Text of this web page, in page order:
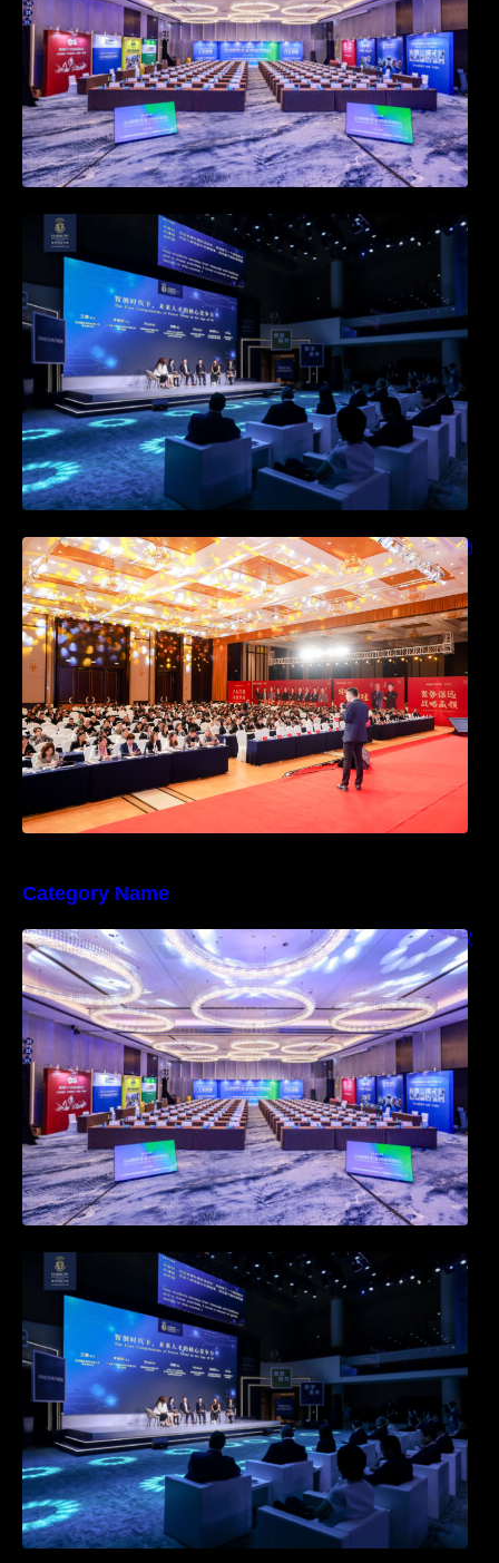
快会务邀约系统新升级：打造个性化活动邀
约，提升参与感
快会务酒店直销系统：如何通过协议价与活动
价优化酒店预订系统管理
Category Name
快会务学术会议解决方案，让国际化学术会议
管理更便捷
快会务邀约系统新升级：打造个性化活动邀
约，提升参与感